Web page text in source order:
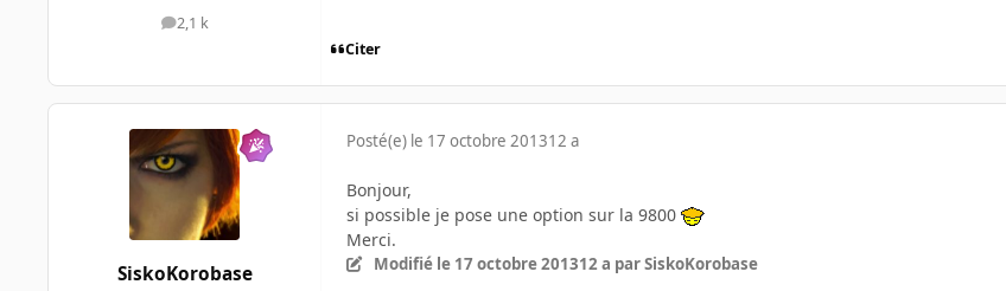
2,1 k
messages
Citer
SiskoKorobase
Posté(e) le 17 octobre 201312 a
Bonjour,
si possible je pose une option sur la 9800
Merci.
Modifié le 17 octobre 201312 a par SiskoKorobase